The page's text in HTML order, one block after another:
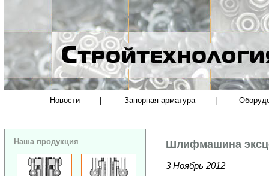
Новости Запорная арматура
Наша продукция Шлифмашина
3 Ноябрь 2012